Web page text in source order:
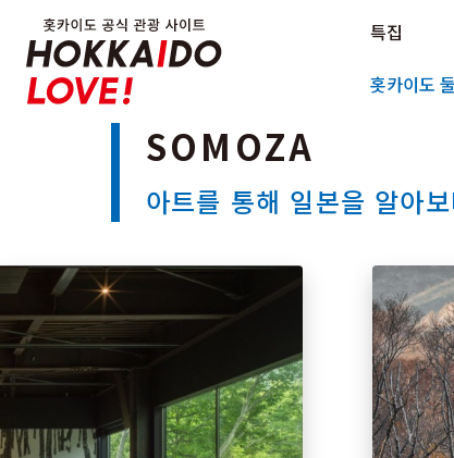
Hokkaido
Hokkaido Official Tourism
특집
홋카이도
SOMOZA
아트를 통해 일본을 알아